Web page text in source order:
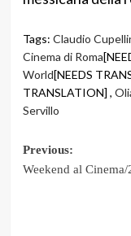
Tags: Claudio
Cinema di Roma
World[NEEDS
TRANSLATION] ,
Servillo
Post
Previous:
Weekend al